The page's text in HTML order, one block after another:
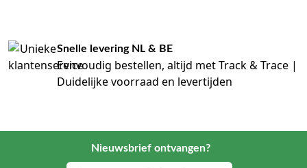
Snelle levering NL & BE
Eenvoudig bestellen, altijd met Track & Trace |
Duidelijke voorraad en levertijden
Nieuwsbrief ontvangen?